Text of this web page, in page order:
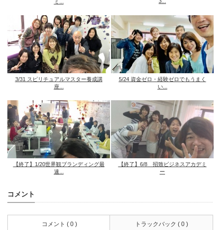
ミ...
3/31 スピリチュアルマスター養成講
座...
5/24 資金ゼロ・経験ゼロでもうまく
い...
【終了】1/20世界観ブランディング最
速...
【終了】6/8 招致ビジネスアカデミ
ー
コメント
コメント ( 0 ) トラックバック ( 0 )